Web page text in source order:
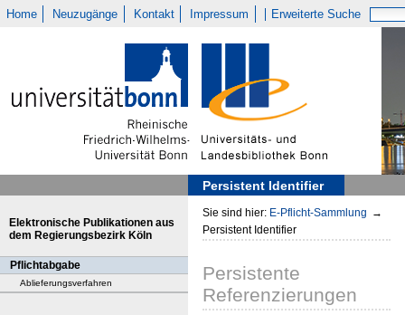
Home Neuzugänge Kontakt Impressum Erweiterte Suche
Persistent Identifier
Elektronische Publikationen aus
dem Regierungsbezirk Köln
Pflichtabgabe
Ablieferungsverfahren
Sie sind hier: E-Pflicht-Sammlung →
Persistent Identifier
Persistente
Referenzierungen